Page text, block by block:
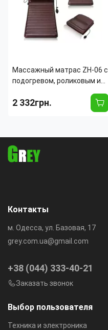
Массажный матрас ZH-06 с
подогревом, роликовым и
для всего тела, 9 уровней
интенсивности, Экокожа
2 332грн.
Выбор пользователя
Техника и электроника
Контакты
м. Одесса, ул. Базовая, 17
grey.com.ua@gmail.com
+38 (044) 333-40-21
Заказать звонок